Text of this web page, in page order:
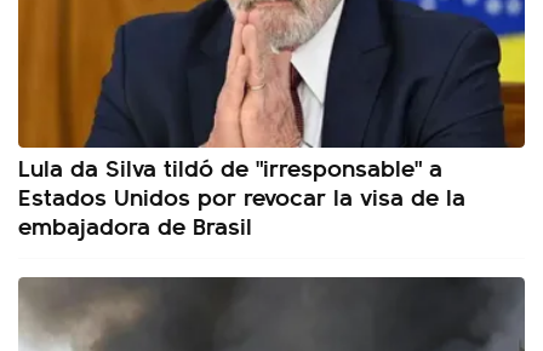
Lula da Silva tildó de "irresponsable" a
Estados Unidos por revocar la visa de la
embajadora de Brasil